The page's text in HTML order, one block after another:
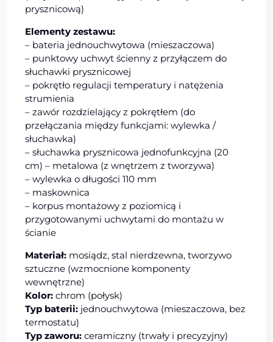
prysznicową)
Elementy zestawu:
– bateria jednouchwytowa (mieszaczowa)
– punktowy uchwyt ścienny z przyłączem do
słuchawki prysznicowej
– pokrętło regulacji temperatury i natężenia
strumienia
– zawór rozdzielający z pokrętłem (do
przełączania między funkcjami: wylewka /
słuchawka)
– słuchawka prysznicowa jednofunkcyjna (20
cm) – metalowa (z wnętrzem z tworzywa)
– wylewka o długości 110 mm
– maskownica
– korpus montażowy z poziomicą i
przygotowanymi uchwytami do montażu w
ścianie
Materiał: mosiądz, stal nierdzewna, tworzywo
sztuczne (wzmocnione komponenty
wewnętrzne)
Kolor: chrom (połysk)
Typ baterii: jednouchwytowa (mieszaczowa, bez
termostatu)
Typ zaworu: ceramiczny (trwały i precyzyjny)